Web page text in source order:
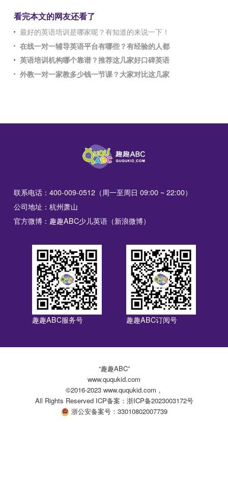
看完本文的网友还看了
最好的英语培训是哪家呢？有知道的来说一下！
在线一对一辅导英语平台有哪些？有经验的人都
英语培训机构哪个靠谱？推荐这几家好口碑英语
外教一对一家教多少钱一节课？大家对比这几家
联系电话：400-009-0512（周一至周日 09:00 ~ 22:00）
公司地址：杭州萧山
官方微博：趣趣ABC少儿英语（新浪微博）
趣趣ABC服务号 趣趣ABC订阅号
“趣趣ABC”
www.ququkid.com
©2016-2023 www.ququkid.com，
All Rights Reserved ICP备案：浙ICP备2023003172号
浙公安备案号：33010802007739